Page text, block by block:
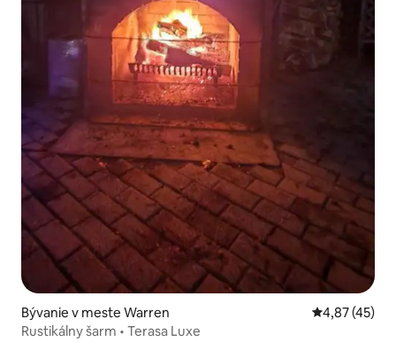
Bývanie v meste Warren Priemerné
4,87 (45)
Rustikálny šarm • Terasa Luxe